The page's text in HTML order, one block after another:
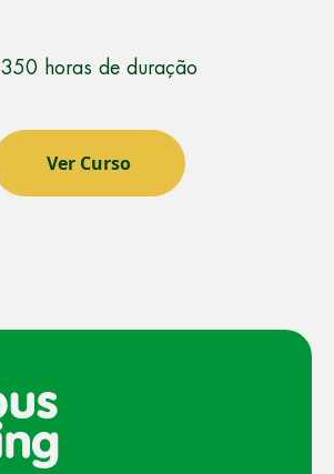
350 horas de duração
Ver Curso